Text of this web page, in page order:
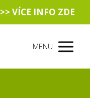
>> VÍCE INFO ZDE
MENU